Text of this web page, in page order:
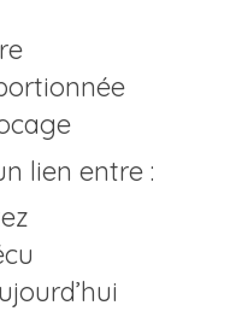
lien entre :